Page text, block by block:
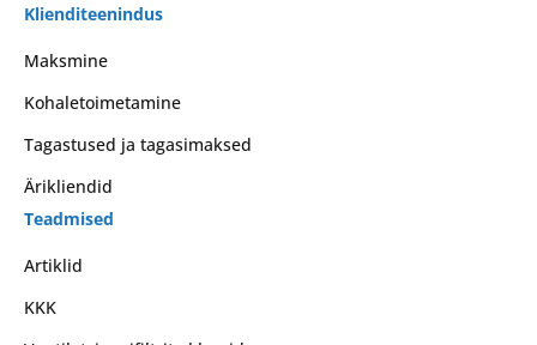
Klienditeenindus
Maksmine
Kohaletoimetamine
Tagastused ja tagasimaksed
Ärikliendid
Teadmised
Artiklid
KKK